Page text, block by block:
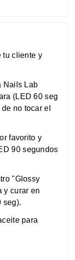
tu cliente y
Nails Lab
(LED 60 seg
no tocar el
favorito y
90 segundos
"Glossy
y curar en
seg).
para